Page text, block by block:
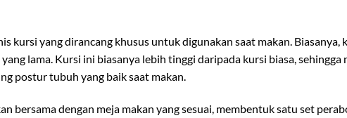
kursi yang dirancang khusus untuk digunakan saat makan.
lama. Kursi ini biasanya lebih tinggi daripada kursi biasa,
postur tubuh yang baik saat makan.
bersama dengan meja makan yang sesuai, membentuk satu set